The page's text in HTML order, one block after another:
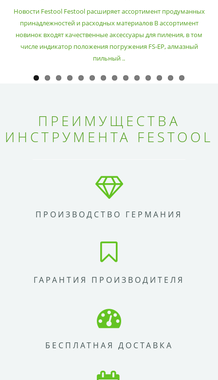
Новости Festool Festool расширяет ассортимент продуманных
принадлежностей и расходных материалов В ассортимент
новинок входят качественные аксессуары для пиления, в том
числе индикатор положения погружения FS-EP, алмазный
пильный ..
ПРЕИМУЩЕСТВА
ИНСТРУМЕНТА FESTOOL
ПРОИЗВОДСТВО ГЕРМАНИЯ
ГАРАНТИЯ ПРОИЗВОДИТЕЛЯ
БЕСПЛАТНАЯ ДОСТАВКА